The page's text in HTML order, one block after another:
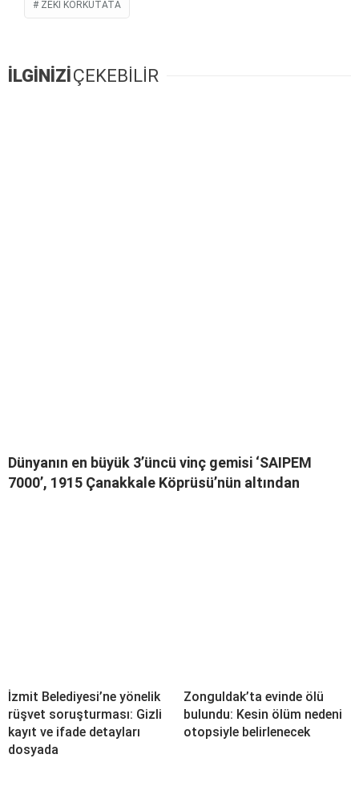
ZEKI KORKUTATA
İLGİNİZİ ÇEKEBİLİR
Dünyanın en büyük 3’üncü vinç gemisi ‘SAIPEM
7000’, 1915 Çanakkale Köprüsü’nün altından
İzmit Belediyesi’ne yönelik
rüşvet soruşturması: Gizli
kayıt ve ifade detayları
dosyada
Zonguldak’ta evinde ölü
bulundu: Kesin ölüm nedeni
otopsiyle belirlenecek